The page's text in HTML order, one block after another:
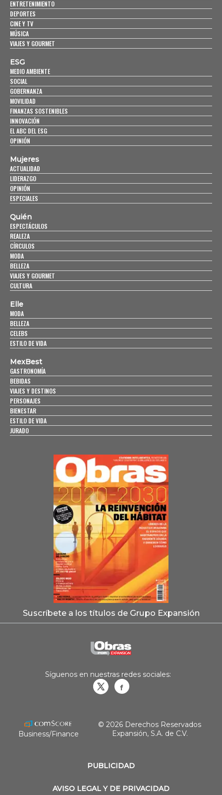
ENTRETENIMIENTO
DEPORTES
CINE Y TV
MÚSICA
VIAJES Y GOURMET
ESG
MEDIO AMBIENTE
SOCIAL
GOBERNANZA
MOVILIDAD
FINANZAS SOSTENIBLES
INNOVACIÓN
EL ABC DEL ESG
OPINIÓN
Mujeres
ACTUALIDAD
LIDERAZGO
OPINIÓN
ESPECIALES
Quién
ESPECTÁCULOS
REALEZA
CÍRCULOS
MODA
BELLEZA
VIAJES Y GOURMET
CULTURA
Elle
MODA
BELLEZA
CELEBS
ESTILO DE VIDA
MexBest
GASTRONOMÍA
BEBIDAS
VIAJES Y DESTINOS
PERSONAJES
BIENESTAR
ESTILO DE VIDA
JURADO
Suscríbete a los títulos de Grupo Expansión
PUBLICIDAD
AVISO LEGAL Y DE PRIVACIDAD
Síguenos en nuestras redes sociales:
Business/Finance
© 2026 Derechos Reservados
Expansión, S.A. de C.V.